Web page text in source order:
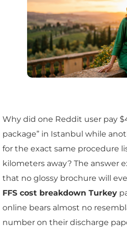
Why did one Reddit user pay
package” in Istanbul while
for the exact same procedure
kilometers away? The answer
that no glossy brochure will
FFS cost breakdown Turkey
online bears almost no
number on their discharge